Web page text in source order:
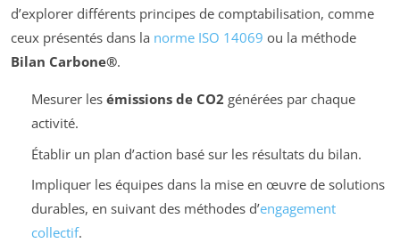
d’explorer différents principes de comptabilisation, comme
ceux présentés dans la norme ISO 14069 ou la méthode
Bilan Carbone®.
Mesurer les émissions de CO2 générées par chaque
activité.
Établir un plan d’action basé sur les résultats du bilan.
Impliquer les équipes dans la mise en œuvre de solutions
durables, en suivant des méthodes d’engagement
collectif.